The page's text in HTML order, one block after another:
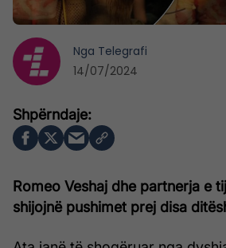
Romeo Veshaj dhe partnerja e
shijojnë pushimet prej disa
Nga Telegrafi
14/07/2024